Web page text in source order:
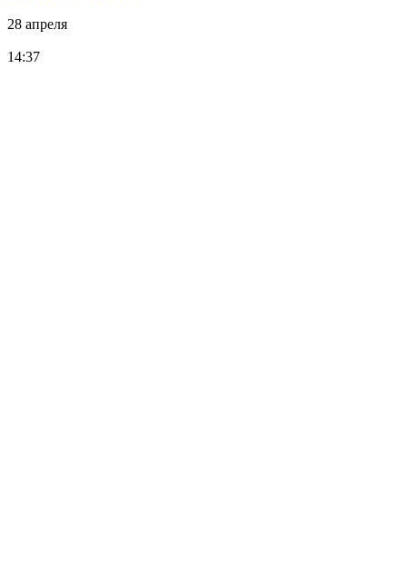
28 апреля
14:37